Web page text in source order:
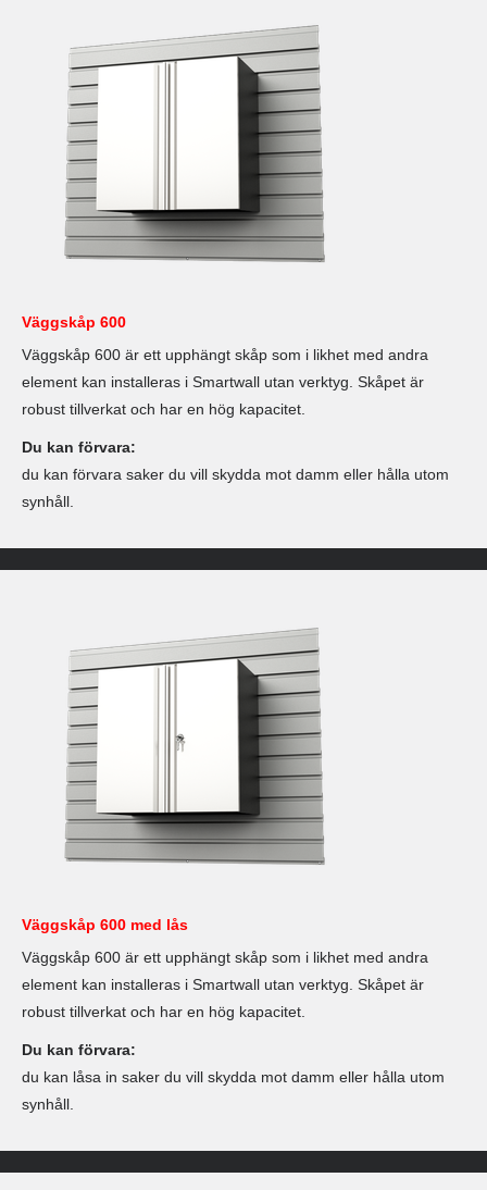
Väggskåp 600
Väggskåp 600 är ett upphängt skåp som i likhet med andra
element kan installeras i Smartwall utan verktyg. Skåpet är
robust tillverkat och har en hög kapacitet.
Du kan förvara:
du kan förvara saker du vill skydda mot damm eller hålla utom
synhåll.
Väggskåp 600 med lås
Väggskåp 600 är ett upphängt skåp som i likhet med andra
element kan installeras i Smartwall utan verktyg. Skåpet är
robust tillverkat och har en hög kapacitet.
Du kan förvara:
du kan låsa in saker du vill skydda mot damm eller hålla utom
synhåll.